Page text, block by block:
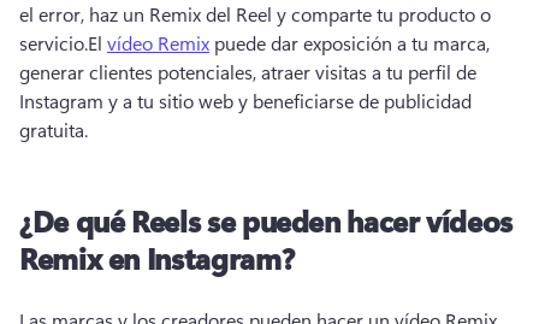
el error, haz un Remix del Reel y comparte tu producto o
servicio.El vídeo Remix puede dar exposición a tu marca,
generar clientes potenciales, atraer visitas a tu perfil de
Instagram y a tu sitio web y beneficiarse de publicidad
gratuita.
¿De qué Reels se pueden hacer vídeos
Remix en Instagram?